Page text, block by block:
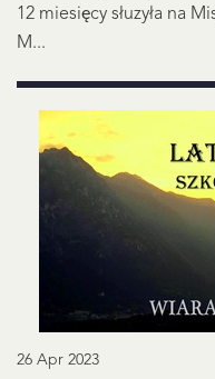
12 miesięcy słuzyła na
M...
26 Apr 2023